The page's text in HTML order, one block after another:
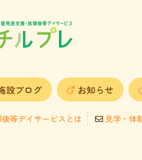
設ブログ お知らせ
後等デイサービスとは 見学・体